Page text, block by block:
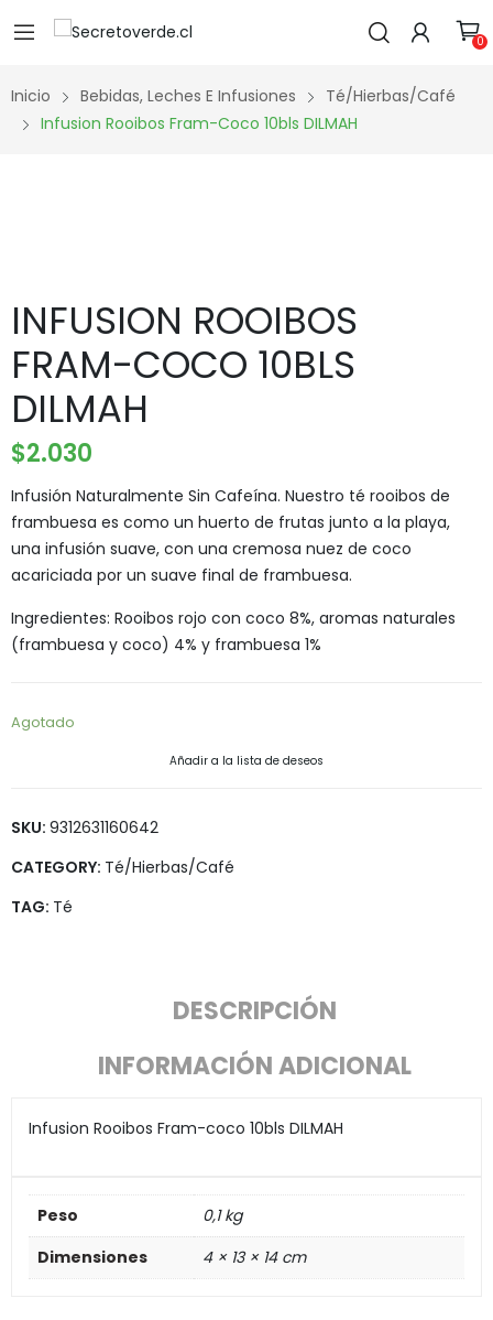
0
Inicio Bebidas, Leches E Infusiones
Té/Hierbas/Café
Infusion Rooibos Fram-Coco 10bls DILMAH
INFUSION ROOIBOS
FRAM-COCO 10BLS
DILMAH
$2.030
Infusión Naturalmente Sin Cafeína. Nuestro té rooibos de
frambuesa es como un huerto de frutas junto a la playa,
una infusión suave, con una cremosa nuez de coco
acariciada por un suave final de frambuesa.
Ingredientes: Rooibos rojo con coco 8%, aromas naturales
(frambuesa y coco) 4% y frambuesa 1%
Agotado
Añadir a la lista de deseos
SKU: 9312631160642
CATEGORY: Té/Hierbas/Café
TAG: Té
DESCRIPCIÓN
INFORMACIÓN ADICIONAL
Infusion Rooibos Fram-coco 10bls DILMAH
Peso
0,1 kg
Dimensiones
4 × 13 × 14 cm